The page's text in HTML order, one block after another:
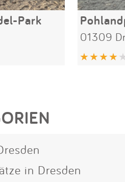
Park
01309
in Dresden